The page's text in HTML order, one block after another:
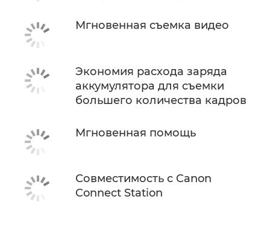
Мгновенная съемка видео
Экономия расхода заряда
аккумулятора для съемки
большего количества кадров
Мгновенная помощь
Совместимость с Canon
Connect Station